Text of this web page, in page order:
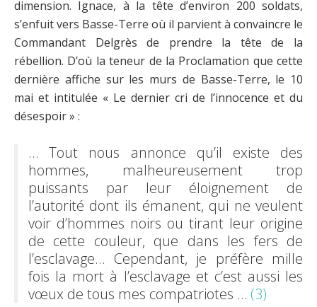
dimension. Ignace, à la tête d’environ 200 soldats,
s’enfuit vers Basse-Terre où il parvient à convaincre le
Commandant Delgrès de prendre la tête de la
rébellion. D’où la teneur de la Proclamation que cette
dernière affiche sur les murs de Basse-Terre, le 10
mai et intitulée « Le dernier cri de l’innocence et du
désespoir » :
… Tout nous annonce qu’il existe des
hommes, malheureusement trop
puissants par leur éloignement de
l’autorité dont ils émanent, qui ne veulent
voir d’hommes noirs ou tirant leur origine
de cette couleur, que dans les fers de
l’esclavage… Cependant, je préfère mille
fois la mort à l’esclavage et c’est aussi les
vœux de tous mes compatriotes … (3)